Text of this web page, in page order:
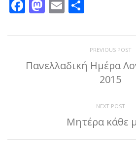
Facebook
Mastodon
Email
PREVIOUS POST
Πανελλαδική Ημέρα
2015
NEXT POST
Μητέρα κάθε